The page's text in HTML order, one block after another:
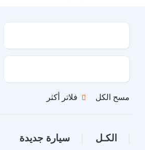
مسح الكل فلاتر أكثر
الكـل سيارة جديدة